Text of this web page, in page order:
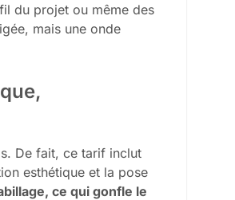
du projet ou même des
mais une onde
De fait, ce tarif inclut
esthétique et la pose
ce qui gonfle le